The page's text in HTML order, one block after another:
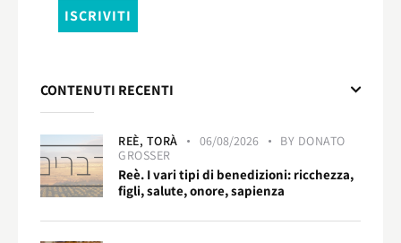
CONTENUTI RECENTI
REÈ, TORÀ 06/08/2026 BY DONATO
GROSSER
Reè. I vari tipi di benedizioni: ricchezza,
figli, salute, onore, sapienza